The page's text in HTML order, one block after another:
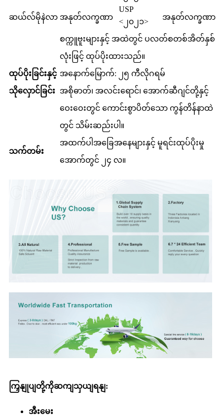
ဆယ်လ်မိုနဲလာ အနုတ်လက္ခဏာ
USP
<၂၀၂၁>
အနုတ်လက္ခဏာ
ထုပ်ပိုးခြင်းနှင့်
သိုလှောင်ခြင်း
စက္ကူဗူးများနှင့် အထဲတွင် ပလတ်စတစ်အိတ်နှစ်
လုံးဖြင့် ထုပ်ပိုးထားသည်။
အနောက်မြောက်: ၂၅ ကီလိုဂရမ်
အစိုဓာတ်၊ အလင်းရောင်၊ အောက်ဆီဂျင်တို့နှင့်
ဝေးဝေးတွင် ကောင်းစွာပိတ်သော ကွန်တိန်နာထဲ
တွင် သိမ်းဆည်းပါ။
သက်တမ်း
အထက်ပါအခြေအနေများနှင့် မူရင်းထုပ်ပိုးမှု
အောက်တွင် ၂၄ လ။
ကြှနျုပျတို့ကိုဆကျသှယျရနျ:
အီးမေး